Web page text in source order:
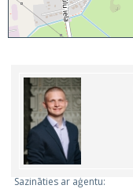
Sazināties ar aģentu: